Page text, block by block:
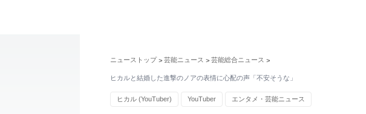
ニューストップ > 芸能ニュース > 芸能総合ニュース >
ヒカルと結婚した進撃のノアの表情に心配の声「不安そうな」
ヒカル (YouTuber) YouTuber エンタメ・芸能ニュース